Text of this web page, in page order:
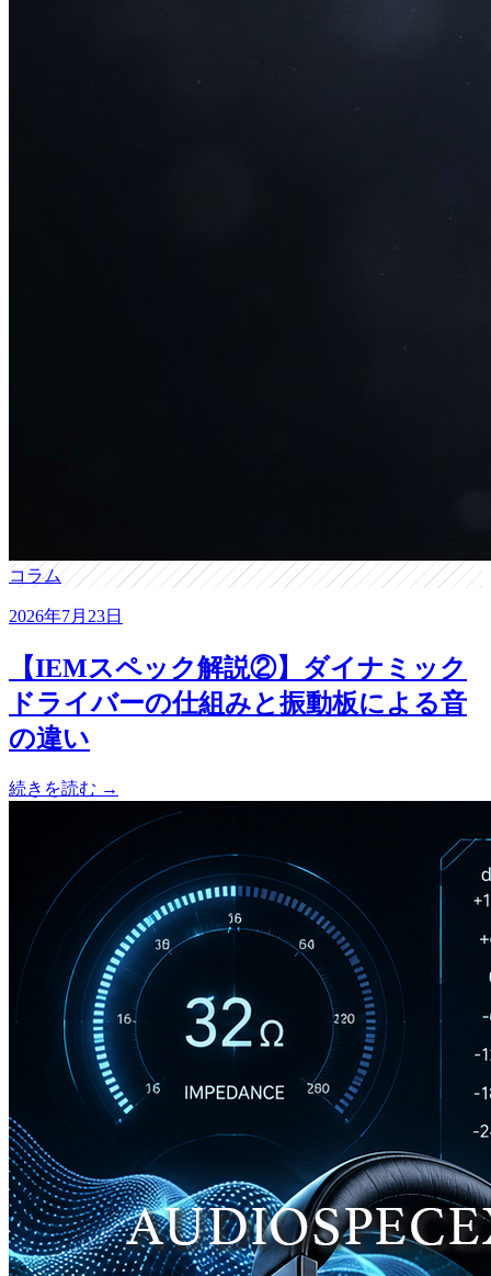
コラム
2026年7月23日
【IEMスペック解説②】ダイナミック
ドライバーの仕組みと振動板による音
の違い
続きを読む →